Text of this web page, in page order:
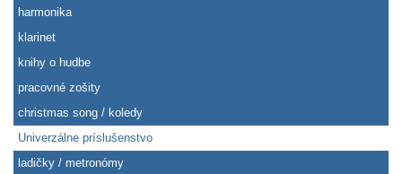
harmonika
klarinet
knihy o hudbe
pracovné zošity
christmas song / koledy
Univerzálne príslušenstvo
ladičky / metronómy